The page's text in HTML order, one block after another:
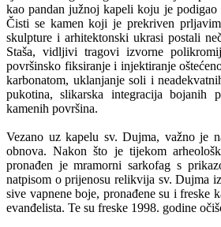
kao pandan južnoj kapeli koju je
Čisti se kamen koji je prekriven
skulpture i arhitektonski ukrasi postali
Staša, vidljivi tragovi izvorne
površinsko fiksiranje i injektiranje
karbonatom, uklanjanje soli i
pukotina, slikarska integracija bojanih
kamenih površina.
Vezano uz kapelu sv. Dujma, važno je
obnova. Nakon što je tijekom
pronađen je mramorni sarkofag s
natpisom o prijenosu relikvija sv. Dujma
sive vapnene boje, pronađene su i freske
evanđelista. Te su freske 1998. godine